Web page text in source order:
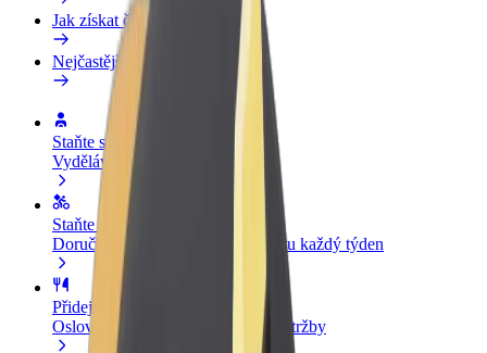
Jak získat členství
Nejčastější otázky
Staňte se řidičem
Vydělávejte podle sebe
Staňte se kurýrem
Doručujte jídlo a dostávejte výplatu každý týden
Přidejte restauraci nebo obchod
Oslovte více zákazníků a zvyšte si tržby